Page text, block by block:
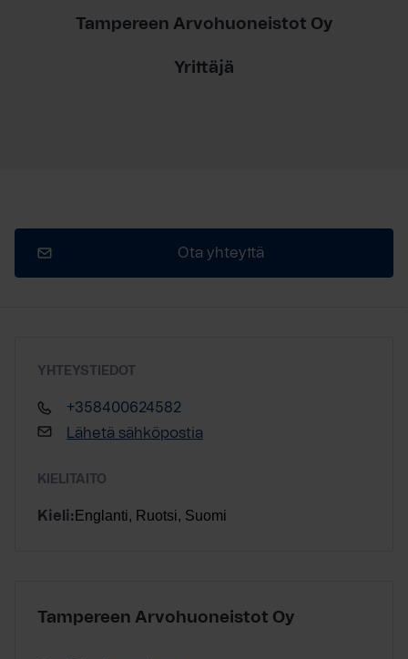
Tampereen Arvohuoneistot Oy
Yrittäjä
Ota yhteyttä
YHTEYSTIEDOT
+358400624582
Lähetä sähköpostia
KIELITAITO
Kieli: Englanti, Ruotsi, Suomi
Tampereen Arvohuoneistot Oy